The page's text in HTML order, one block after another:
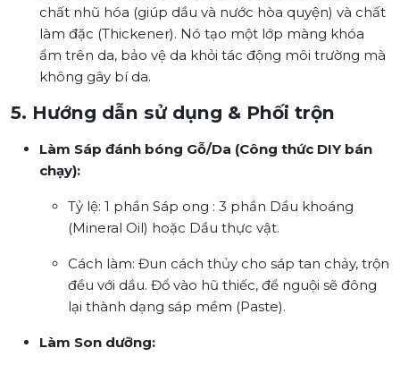
chất nhũ hóa (giúp dầu và nước hòa quyện) và chất
làm đặc (Thickener). Nó tạo một lớp màng khóa
ẩm trên da, bảo vệ da khỏi tác động môi trường mà
không gây bí da.
5. Hướng dẫn sử dụng & Phối trộn
Làm Sáp đánh bóng Gỗ/Da (Công thức DIY bán
chạy):
Tỷ lệ: 1 phần Sáp ong : 3 phần Dầu khoáng
(Mineral Oil) hoặc Dầu thực vật.
Cách làm: Đun cách thủy cho sáp tan chảy, trộn
đều với dầu. Đổ vào hũ thiếc, để nguội sẽ đông
lại thành dạng sáp mềm (Paste).
Làm Son dưỡng: